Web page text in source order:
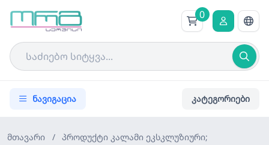
0
ნავიგაცია კატეგორიები
მთავარი / პროდუქტი კალამი ეკსკლუზიური;